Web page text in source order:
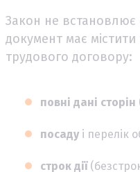
Закон не
документ має містити
трудового договору:
повні дані сторін
посаду і перелік
строк дії